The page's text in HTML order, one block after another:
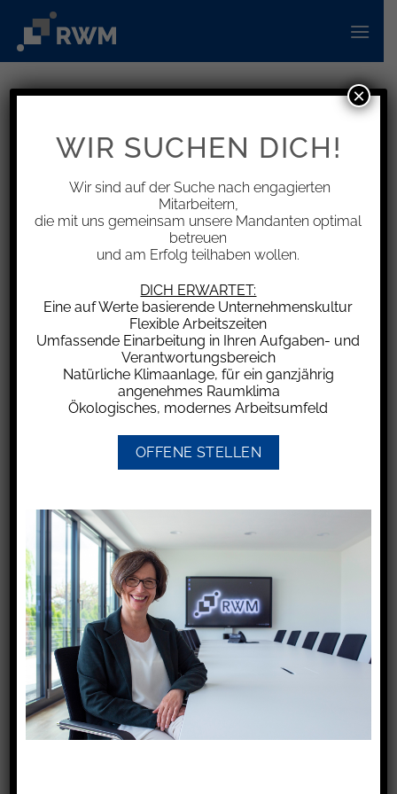
Inhalt
springen
Neues amtliches Muster der
Bescheinigung für energetische
Maßnahmen nach dem 31.12.2024
Das Bundesministerium der Finanzen (BMF) hat
mit Schreiben vom 23.12.2024 mitgeteilt, dass
das neue amtliche Muster der Bescheinigung
des ausführenden Fachunternehmens sowie
der übrigen ausstellungsberechtigten Personen
bereitsteht.
Dieses ist für energetische Baumaßnahmen in
selbstgenutzten Wohngebäuden zu verwenden,
Der Maßnahmebeginn ist bei
genehmigungspflichtigen Bauvorhaben der Tag
der erstmaligen Bauantragstellung, bei
anzeigepflichtigen der Tag, an dem die
Unterlagen bei der zuständigen Behörde
eingehen und bei genehmigungs- und
anzeigefreien Bauvorhaben der Beginn der
Bauausführung.
Die ordnungsgemäß ausgefüllte Bescheinigung
ist mit der Einkommensteuererklärung
WIR SUCHEN DICH!
Wir sind auf der Suche nach engagierten
Mitarbeitern,
die mit uns gemeinsam unsere Mandanten optimal
betreuen
und am Erfolg teilhaben wollen.
DICH ERWARTET:
Eine auf Werte basierende Unternehmenskultur
Flexible Arbeitszeiten
Umfassende Einarbeitung in Ihren Aufgaben- und
Verantwortungsbereich
Natürliche Klimaanlage, für ein ganzjährig
angenehmes Raumklima
Ökologisches, modernes Arbeitsumfeld
OFFENE STELLEN
×